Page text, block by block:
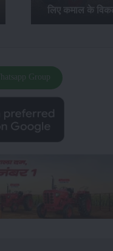
लिए कमाल के विकल्प...
Group